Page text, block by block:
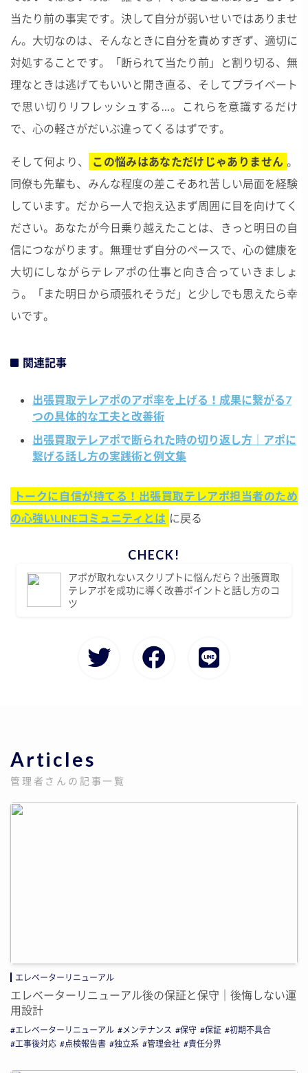
当たり前の事実です。決して自分が弱いせいではありませ
ん。大切なのは、そんなときに自分を責めすぎず、適切に
対処することです。「断られて当たり前」と割り切る、無
理なときは逃げてもいいと開き直る、そしてプライベート
で思い切りリフレッシュする…。これらを意識するだけ
で、心の軽さがだいぶ違ってくるはずです。
そして何より、 この悩みはあなただけじゃありません 。
同僚も先輩も、みんな程度の差こそあれ苦しい局面を経験
しています。だから一人で抱え込まず周囲に目を向けてく
ださい。あなたが今日乗り越えたことは、きっと明日の自
信につながります。無理せず自分のペースで、心の健康を
大切にしながらテレアポの仕事と向き合っていきましょ
う。「また明日から頑張れそうだ」と少しでも思えたら幸
いです。
関連記事
出張買取テレアポのアポ率を上げる！成果に繋がる7
つの具体的な工夫と改善術
出張買取テレアポで断られた時の切り返し方｜アポに
繋げる話し方の実践術と例文集
トークに自信が持てる！出張買取テレアポ担当者のため
の心強いLINEコミュニティとは に戻る
アポが取れないスクリプトに悩んだら？出張買取
テレアポを成功に導く改善ポイントと話し方のコ
ツ
Articles
管理者さんの記事一覧
エレベーターリニューアル
エレベーターリニューアル後の保証と保守｜後悔しない運
用設計
エレベーターリニューアル メンテナンス 保守 保証
初期不具合
工事後対応
点検報告書 独立系 管理会社 責任分界